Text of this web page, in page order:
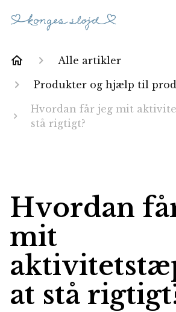
Alle artikler
Produkter og hjælp til
Hvordan får jeg mit
stå rigtigt?
Hvordan
mit
at stå